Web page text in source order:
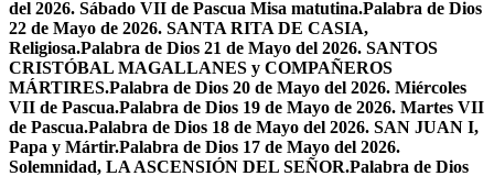
del 2026. Sábado VII de Pascua Misa matutina.Palabra de Dios
22 de Mayo de 2026. SANTA RITA DE CASIA,
Religiosa.Palabra de Dios 21 de Mayo del 2026. SANTOS
CRISTÓBAL MAGALLANES y COMPAÑEROS
MÁRTIRES.Palabra de Dios 20 de Mayo del 2026. Miércoles
VII de Pascua.Palabra de Dios 19 de Mayo de 2026. Martes VII
de Pascua.Palabra de Dios 18 de Mayo del 2026. SAN JUAN I,
Papa y Mártir.Palabra de Dios 17 de Mayo del 2026.
Solemnidad, LA ASCENSIÓN DEL SEÑOR.Palabra de Dios